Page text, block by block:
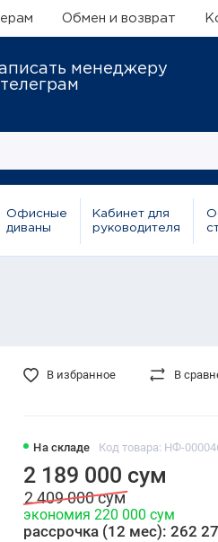
Обмен и возврат
менеджеру
Офисные
диваны
Кабинет для
руководителя
На складе Код товара: НФ-
2 189 000 сум
2 409 000 сум
экономия 220 000 сум
рассрочка (12 мес): 262
В избранное В